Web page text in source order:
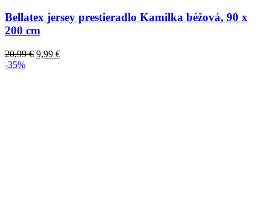
Bellatex jersey prestieradlo Kamilka béžová, 90 x
200 cm
20,99€ 9,99 €
-35%